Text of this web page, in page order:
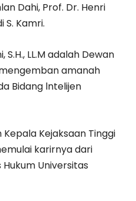
Dahi, Prof. Dr. Henri
S. Kamri.
LL.M adalah Dewan
mengemban amanah
Bidang lntelijen
Kejaksaan Tinggi
karirnya dari
Universitas